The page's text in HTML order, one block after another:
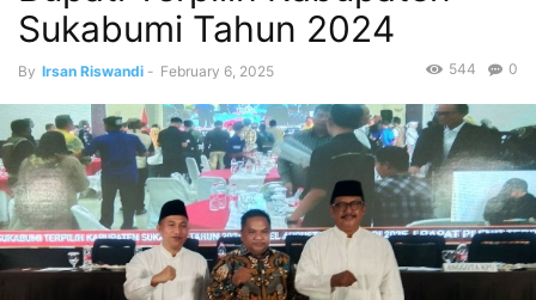
Sukabumi Tahun 2024
By Irsan Riswandi - February 6, 2025 0
544